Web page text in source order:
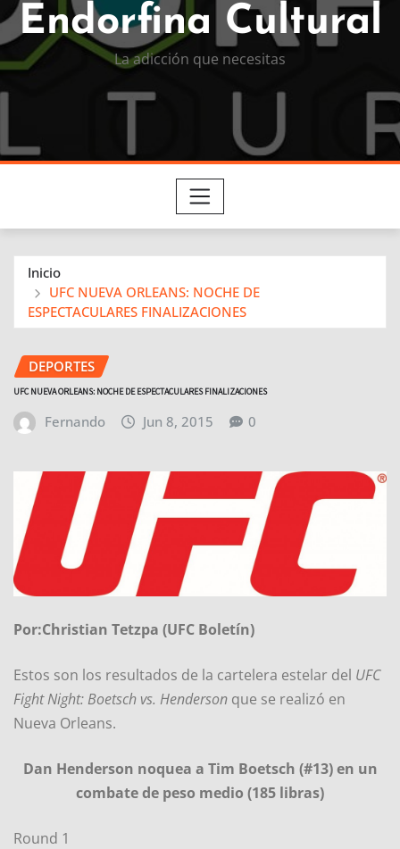
Endorfina Cultural
La adicción que necesitas
Inicio
UFC NUEVA ORLEANS: NOCHE DE
ESPECTACULARES FINALIZACIONES
DEPORTES
UFC NUEVA ORLEANS: NOCHE DE ESPECTACULARES FINALIZACIONES
Fernando Jun 8, 2015 0
Por:Christian Tetzpa (UFC Boletín)
Estos son los resultados de la cartelera estelar del UFC
Fight Night: Boetsch vs. Henderson que se realizó en
Nueva Orleans.
Dan Henderson noquea a Tim Boetsch (#13) en un
combate de peso medio (185 libras)
Round 1